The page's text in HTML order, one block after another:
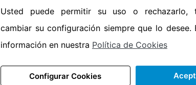
•
Etiqueta energética
Usted puede permitir su uso o rechazarlo,
cambiar su configuración siempre que lo desee.
información en nuestra Política de Cookies
Configurar Cookies